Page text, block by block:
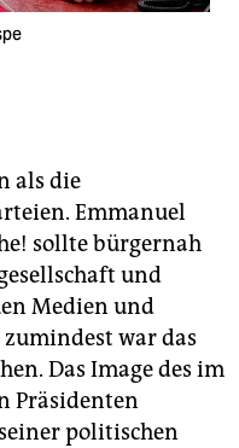
als die
Emmanuel
sollte bürgernah
und
Medien und
war das
Das Image des im
Präsidenten
politischen